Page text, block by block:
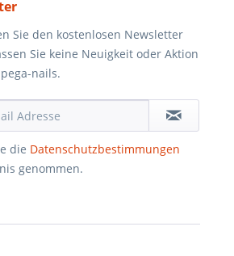
Sie den kostenlosen Newsletter
Sie keine Neuigkeit oder Aktion
nails.
die Datenschutzbestimmungen
genommen.